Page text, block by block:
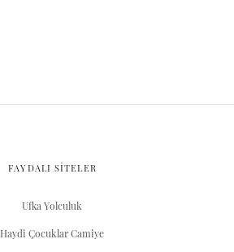
FAYDALI SİTELER
Ufka Yolculuk
Haydi Çocuklar Camiye